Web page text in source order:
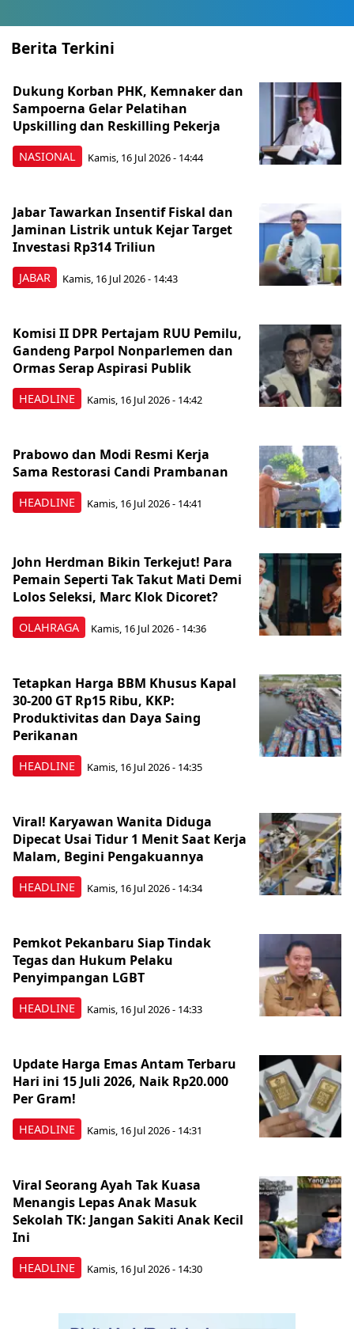
Berita Terkini
NASIONAL
Dukung Korban PHK, Kemnaker dan
Sampoerna Gelar Pelatihan
Upskilling dan Reskilling Pekerja
Kamis, 16 Jul 2026 - 14:44
JABAR
Jabar Tawarkan Insentif Fiskal dan
Jaminan Listrik untuk Kejar Target
Investasi Rp314 Triliun
Kamis, 16 Jul 2026 - 14:43
HEADLINE
Komisi II DPR Pertajam RUU Pemilu,
Gandeng Parpol Nonparlemen dan
Ormas Serap Aspirasi Publik
Kamis, 16 Jul 2026 - 14:42
HEADLINE
Prabowo dan Modi Resmi Kerja
Sama Restorasi Candi Prambanan
Kamis, 16 Jul 2026 - 14:41
OLAHRAGA
John Herdman Bikin Terkejut! Para
Pemain Seperti Tak Takut Mati Demi
Lolos Seleksi, Marc Klok Dicoret?
Kamis, 16 Jul 2026 - 14:36
HEADLINE
Tetapkan Harga BBM Khusus Kapal
30-200 GT Rp15 Ribu, KKP:
Produktivitas dan Daya Saing
Perikanan
Kamis, 16 Jul 2026 - 14:35
HEADLINE
Viral! Karyawan Wanita Diduga
Dipecat Usai Tidur 1 Menit Saat Kerja
Malam, Begini Pengakuannya
Kamis, 16 Jul 2026 - 14:34
HEADLINE
Pemkot Pekanbaru Siap Tindak
Tegas dan Hukum Pelaku
Penyimpangan LGBT
Kamis, 16 Jul 2026 - 14:33
HEADLINE
Update Harga Emas Antam Terbaru
Hari ini 15 Juli 2026, Naik Rp20.000
Per Gram!
Kamis, 16 Jul 2026 - 14:31
HEADLINE
Viral Seorang Ayah Tak Kuasa
Menangis Lepas Anak Masuk
Sekolah TK: Jangan Sakiti Anak Kecil
Ini
Kamis, 16 Jul 2026 - 14:30